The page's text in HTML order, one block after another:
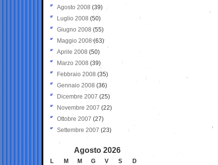
Agosto 2008 (39)
Luglio 2008 (50)
Giugno 2008 (55)
Maggio 2008(63)
Aprile 2008 (50)
Marzo 2008 (39)
Febbraio 2008 (35)
Gennaio 2008 (36)
Dicembre 2007 (25)
Novembre 2007 (22)
Ottobre 2007 (27)
Settembre 2007 (23)
Agosto 2026
L M M G V S
D